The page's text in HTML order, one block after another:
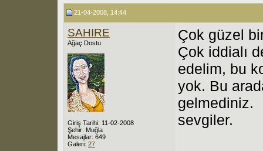
21-04-2008, 14:44
SAHIRE
Ağaç Dostu
Giriş Tarihi: 11-02-2008
Şehir: Muğla
Mesajlar: 649
Galeri: 27
Çok güzel
Çok iddialı
edelim, bu
yok. Bu
gelmediniz.
sevgiler.